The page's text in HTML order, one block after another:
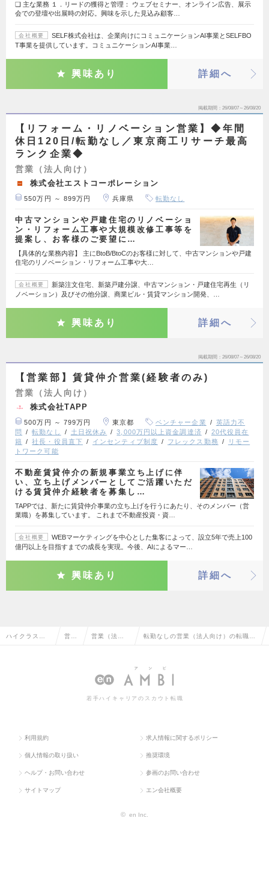
❑ 主な業務 １．リードの獲得と管理： ウェブセミナー、オンライン広告、展示
会での登壇や出展時の対応。興味を示した見込み顧客…
会社概要
SELF株式会社は、企業向けにコミュニケーションAI事業とSELFBO
T事業を提供しています。コミュニケーションAI事業…
興味あり 詳細へ
掲載期間 26/08/07～26/08/20
【リフォーム・リノベーション営業】◆年間
休日120日/転勤なし／東京商工リサーチ最高
ランク企業◆
営業（法人向け）
株式会社エストコーポレーション
550万円 ～ 899万円 兵庫県 転勤なし
中古マンションや戸建住宅のリノベーショ
ン・リフォーム工事や大規模改修工事等を
提案し、お客様のご要望に…
【具体的な業務内容】 主にBtoB/BtoCのお客様に対して、中古マンションや戸建
住宅のリノベーション・リフォーム工事や大…
会社概要
新築注文住宅、新築戸建分譲、中古マンション・戸建住宅再生（リ
ノベーション）及びその他分譲、商業ビル・賃貸マンション開発、…
興味あり 詳細へ
掲載期間 26/08/07～26/08/20
【営業部】賃貸仲介営業(経験者のみ)
営業（法人向け）
株式会社TAPP
500万円 ～ 799万円 東京都 ベンチャー企業
英語力不
問
転勤なし 土日祝休み 3,000万円以上資金調達済
20代役員在
籍
社長・役員直下 インセンティブ制度 フレックス勤務
リモー
トワーク可能
不動産賃貸仲介の新規事業立ち上げに伴
い、立ち上げメンバーとしてご活躍いただ
ける賃貸仲介経験者を募集し…
TAPPでは、新たに賃貸仲介事業の立ち上げを行うにあたり、そのメンバー（営
業職）を募集しています。 これまで不動産投資・資…
会社概要
WEBマーケティングを中心とした集客によって、設立5年で売上100
億円以上を目指すまでの成長を実現。今後、AIによるマー…
興味あり 詳細へ
ハイクラス求 営業 営業（法人 転勤なしの営業（法人向け）の転職・
若手ハイキャリアのスカウト転職
利用規約 求人情報に関するポリシー
個人情報の取り扱い 推奨環境
ヘルプ・お問い合わせ 参画のお問い合わせ
サイトマップ エン会社概要
© en Inc.